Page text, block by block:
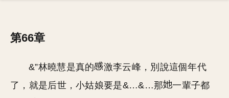
第66章
&”林曉慧是真的
激李云峰，別說這個年代
了，就是后世，小姑娘要是&…&…那
一輩子都